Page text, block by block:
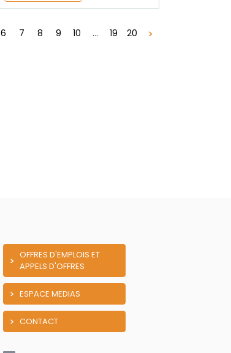
6 7 8 9 10 ... 19 20
OFFRES D'EMPLOIS ET
APPELS D'OFFRES
ESPACE MEDIAS
CONTACT